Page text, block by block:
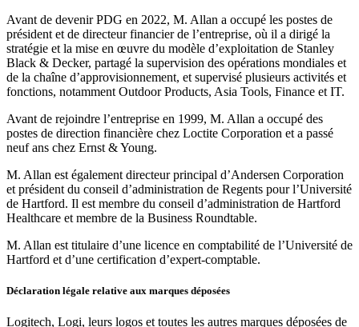
Avant de devenir PDG en 2022, M. Allan a occupé les postes de
président et de directeur financier de l’entreprise, où il a dirigé la
stratégie et la mise en œuvre du modèle d’exploitation de Stanley
Black & Decker, partagé la supervision des opérations mondiales et
de la chaîne d’approvisionnement, et supervisé plusieurs activités et
fonctions, notamment Outdoor Products, Asia Tools, Finance et IT.
Avant de rejoindre l’entreprise en 1999, M. Allan a occupé des
postes de direction financière chez Loctite Corporation et a passé
neuf ans chez Ernst & Young.
M. Allan est également directeur principal d’Andersen Corporation
et président du conseil d’administration de Regents pour l’Université
de Hartford. Il est membre du conseil d’administration de Hartford
Healthcare et membre de la Business Roundtable.
M. Allan est titulaire d’une licence en comptabilité de l’Université de
Hartford et d’une certification d’expert-comptable.
Déclaration légale relative aux marques déposées
Logitech, Logi, leurs logos et toutes les autres marques déposées de